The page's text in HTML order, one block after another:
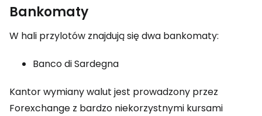
Bankomaty
W hali przylotów znajdują się dwa bankomaty:
Banco di Sardegna
Kantor wymiany walut jest prowadzony przez
Forexchange z bardzo niekorzystnymi kursami